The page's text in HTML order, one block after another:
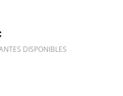
DISPONIBLES